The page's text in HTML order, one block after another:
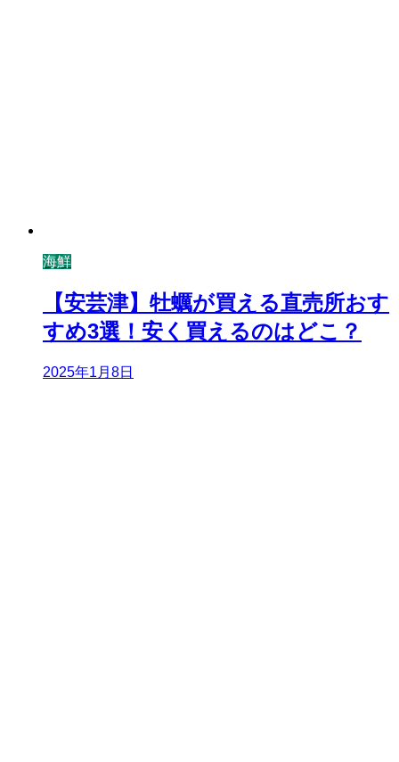
海鮮
【安芸津】牡蠣が買える直売所おす
すめ3選！安く買えるのはどこ？
2025年1月8日